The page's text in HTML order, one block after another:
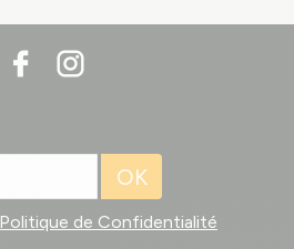
OK
Politique de Confidentialité